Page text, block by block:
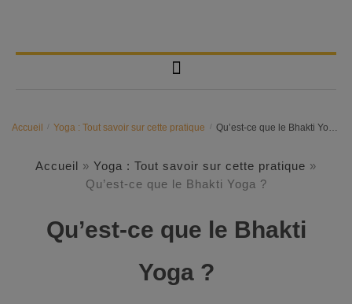
Accueil / Yoga : Tout savoir sur cette pratique / Qu’est-ce que le Bhakti Yoga ?
Accueil » Yoga : Tout savoir sur cette pratique »
Qu’est-ce que le Bhakti Yoga ?
Qu’est-ce que le Bhakti
Yoga ?